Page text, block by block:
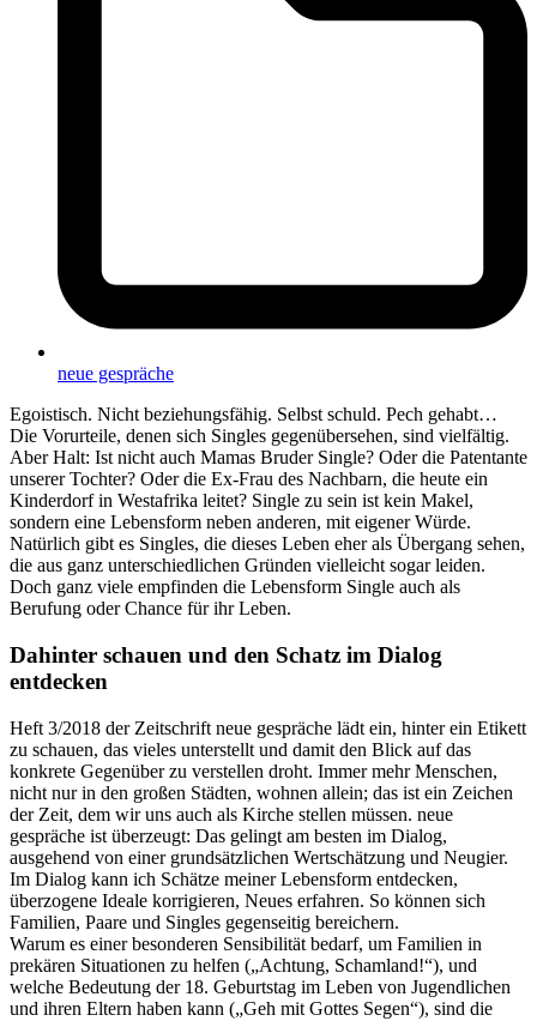
neue gespräche
Egoistisch. Nicht beziehungsfähig. Selbst schuld. Pech gehabt…
Die Vorurteile, denen sich Singles gegenübersehen, sind vielfältig.
Aber Halt: Ist nicht auch Mamas Bruder Single? Oder die Patentante
unserer Tochter? Oder die Ex-Frau des Nachbarn, die heute ein
Kinderdorf in Westafrika leitet? Single zu sein ist kein Makel,
sondern eine Lebensform neben anderen, mit eigener Würde.
Natürlich gibt es Singles, die dieses Leben eher als Übergang sehen,
die aus ganz unterschiedlichen Gründen vielleicht sogar leiden.
Doch ganz viele empfinden die Lebensform Single auch als
Berufung oder Chance für ihr Leben.
Dahinter schauen und den Schatz im Dialog
entdecken
Heft 3/2018 der Zeitschrift neue gespräche lädt ein, hinter ein Etikett
zu schauen, das vieles unterstellt und damit den Blick auf das
konkrete Gegenüber zu verstellen droht. Immer mehr Menschen,
nicht nur in den großen Städten, wohnen allein; das ist ein Zeichen
der Zeit, dem wir uns auch als Kirche stellen müssen. neue
gespräche ist überzeugt: Das gelingt am besten im Dialog,
ausgehend von einer grundsätzlichen Wertschätzung und Neugier.
Im Dialog kann ich Schätze meiner Lebensform entdecken,
überzogene Ideale korrigieren, Neues erfahren. So können sich
Familien, Paare und Singles gegenseitig bereichern.
Warum es einer besonderen Sensibilität bedarf, um Familien in
prekären Situationen zu helfen („Achtung, Schamland!“), und
welche Bedeutung der 18. Geburtstag im Leben von Jugendlichen
und ihren Eltern haben kann („Geh mit Gottes Segen“), sind die